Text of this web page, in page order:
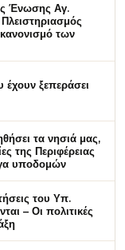
Ένωσης Αγ.
των
ξεπεράσει
τα νησιά μας,
της Περιφέρειας
υποδομών
του Υπ.
– Οι πολιτικές